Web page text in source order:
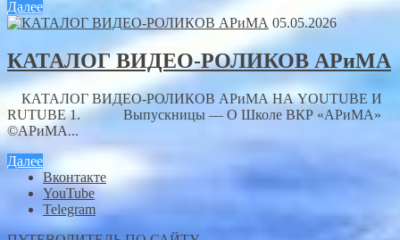
Далее
05.05.2026
КАТАЛОГ ВИДЕО-РОЛИКОВ АРиМА
КАТАЛОГ ВИДЕО-РОЛИКОВ АРиМА НА YOUTUBE И
RUTUBE 1. Выпускницы — О Школе ВКР «АРиМА»
©АРиМА...
Далее
Вконтакте
YouTube
Telegram